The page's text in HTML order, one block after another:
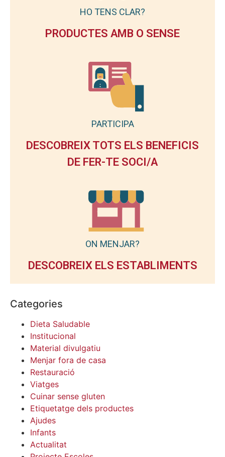
HO TENS CLAR?
PRODUCTES AMB O SENSE
PARTICIPA
DESCOBREIX TOTS ELS BENEFICIS
DE FER-TE SOCI/A
ON MENJAR?
DESCOBREIX ELS ESTABLIMENTS
Categories
Dieta Saludable
Institucional
Material divulgatiu
Menjar fora de casa
Restauració
Viatges
Cuinar sense gluten
Etiquetatge dels productes
Ajudes
Infants
Actualitat